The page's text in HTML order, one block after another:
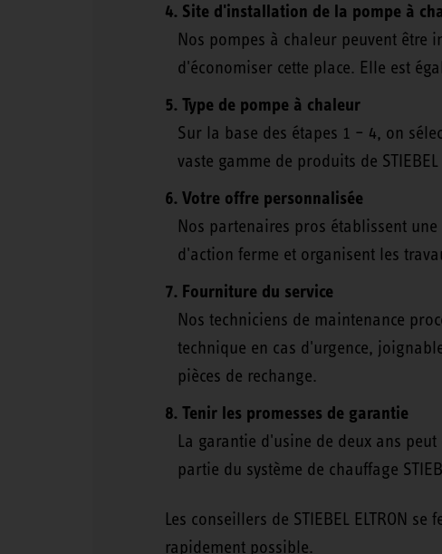
Site d'installation de la pompe à
Nos pompes à chaleur peuvent
d'économiser cette place. Elle est
Type de pompe à chaleur
Sur la base des étapes 1 – 4, on
vaste gamme de produits de STIEBEL
Votre offre personnalisée
Nos partenaires pros établissent
d'action ferme et organisent les
Fourniture du service
Nos techniciens de maintenance
technique en cas d'urgence,
pièces de rechange.
Tenir les promesses de garantie
La garantie d'usine de deux ans
partie du système de chauffage
Les conseillers de STIEBEL ELTRON
rapidement possible.